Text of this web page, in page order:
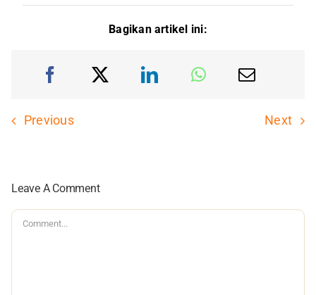
Bagikan artikel ini:
Previous Next
Leave A Comment
Comment